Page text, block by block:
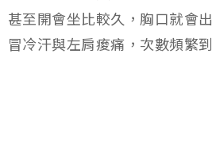
甚至開會坐比較久，胸口就會
冒冷汗與左肩痠痛，次數頻繁